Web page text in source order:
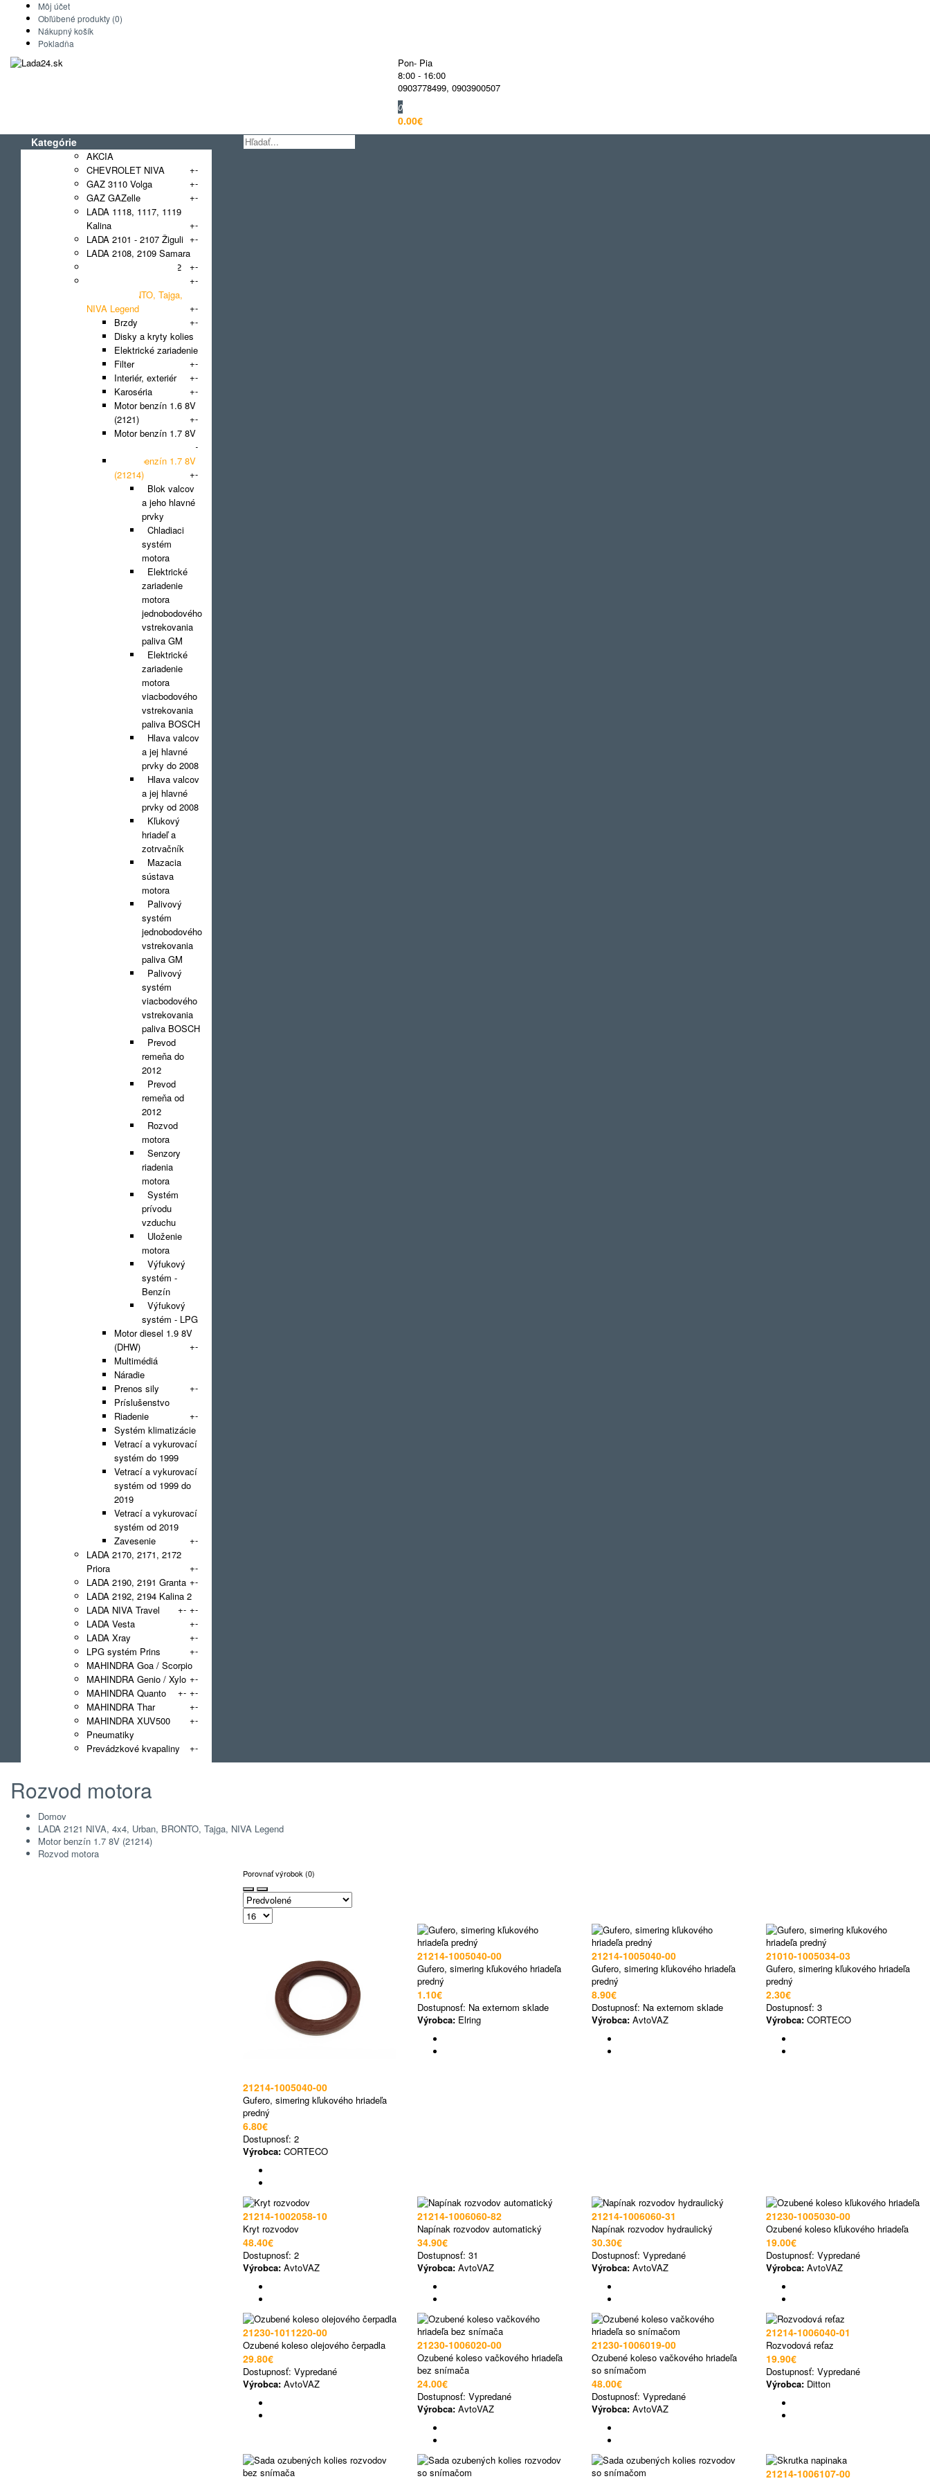
Môj účet
Obľúbené produkty (0)
Nákupný košík
Pokladňa
Pon- Pia
8:00 - 16:00
0903778499, 0903900507
0
0.00€
Kategórie
AKCIA
CHEVROLET NIVA
+-
GAZ 3110 Volga
+-
GAZ GAZelle
+-
LADA 1118, 1117, 1119
Kalina
+-
LADA 2101 - 2107 Žiguli +-
LADA 2108, 2109 Samara
+-
LADA 2110, 2111, 2112
+-
Urban, BRONTO, Tajga,
NIVA Legend
+-
Brzdy
+-
Disky a kryty kolies
Elektrické zariadenie
+-
Filter
Interiér, exteriér
+-
Karoséria
+-
Motor benzín 1.6 8V
(2121)
+-
Motor benzín 1.7 8V
-
Motor benzín 1.7 8V
(21214)
+-
Blok valcov
a jeho hlavné
prvky
Chladiaci
systém
motora
Elektrické
zariadenie
motora
jednobodového
vstrekovania
paliva GM
Elektrické
zariadenie
motora
viacbodového
vstrekovania
paliva BOSCH
Hlava valcov
a jej hlavné
prvky do 2008
Hlava valcov
a jej hlavné
prvky od 2008
Kľukový
hriadeľ a
zotrvačník
Mazacia
sústava
motora
Palivový
systém
jednobodového
vstrekovania
paliva GM
Palivový
systém
viacbodového
vstrekovania
paliva BOSCH
Prevod
remeňa do
2012
Prevod
remeňa od
2012
Rozvod
motora
Senzory
riadenia
motora
Systém
prívodu
vzduchu
Uloženie
motora
Výfukový
systém -
Benzín
Výfukový
systém - LPG
Motor diesel 1.9 8V
(DHW)
+-
Multimédiá
Náradie
Prenos sily
+-
Príslušenstvo
Riadenie
+-
Systém klimatizácie
Vetrací a vykurovací
systém do 1999
Vetrací a vykurovací
systém od 1999 do
2019
Vetrací a vykurovací
systém od 2019
Zavesenie
+-
LADA 2170, 2171, 2172
Priora
+-
LADA 2190, 2191 Granta +-
LADA 2192, 2194 Kalina 2
+-
LADA NIVA Travel +-
LADA Vesta
+-
LADA Xray
+-
LPG systém Prins
+-
MAHINDRA Goa / Scorpio
+-
MAHINDRA Genio / Xylo
+-
MAHINDRA Quanto +-
MAHINDRA Thar
+-
MAHINDRA XUV500
+-
Pneumatiky
Prevádzkové kvapaliny
+-
Rozvod motora
Domov
LADA 2121 NIVA, 4x4, Urban, BRONTO, Tajga, NIVA Legend
Motor benzín 1.7 8V (21214)
Rozvod motora
Porovnať výrobok (0)
21214-1005040-00
Gufero, simering kľukového hriadeľa
predný
6.80€
Dostupnosť: 2
Výrobca: CORTECO
21214-1005040-00
Gufero, simering kľukového hriadeľa
predný
1.10€
Dostupnosť: Na externom sklade
Výrobca: Elring
21214-1005040-00
Gufero, simering kľukového hriadeľa
predný
8.90€
Dostupnosť: Na externom sklade
Výrobca: AvtoVAZ
21010-1005034-03
Gufero, simering kľukového hriadeľa
predný
2.30€
Dostupnosť: 3
Výrobca: CORTECO
21214-1002058-10
Kryt rozvodov
48.40€
Dostupnosť: 2
Výrobca: AvtoVAZ
21214-1006060-82
Napínak rozvodov automatický
34.90€
Dostupnosť: 31
Výrobca: AvtoVAZ
21214-1006060-31
Napínak rozvodov hydraulický
30.30€
Dostupnosť: Vypredané
Výrobca: AvtoVAZ
21230-1005030-00
Ozubené koleso kľukového hriadeľa
19.00€
Dostupnosť: Vypredané
Výrobca: AvtoVAZ
21230-1011220-00
Ozubené koleso olejového čerpadla
29.80€
Dostupnosť: Vypredané
Výrobca: AvtoVAZ
21230-1006020-00
Ozubené koleso vačkového hriadeľa
bez snímača
24.00€
Dostupnosť: Vypredané
Výrobca: AvtoVAZ
21230-1006019-00
Ozubené koleso vačkového hriadeľa
so snímačom
48.00€
Dostupnosť: Vypredané
Výrobca: AvtoVAZ
21214-1006040-01
Rozvodová reťaz
19.90€
Dostupnosť: Vypredané
Výrobca: Ditton
21214-1006107-00